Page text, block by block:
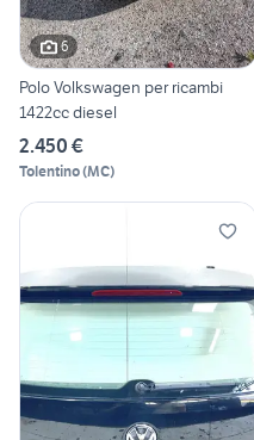
6
Polo Volkswagen per ricambi
1422cc diesel
2.450 €
Tolentino(MC)